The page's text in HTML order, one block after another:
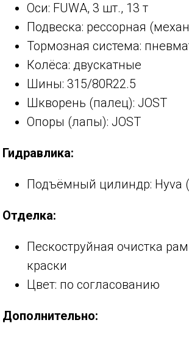
Оси: FUWA, 3 шт., 13 т
Подвеска: рессорная
Тормозная система:
Колёса: двускатные
Шины: 315/80R22.5
Шкворень (палец): JOST
Опоры (лапы): JOST
Гидравлика:
Подъёмный цилиндр: Hyva
Отделка:
Пескоструйная очистка
краски
Цвет: по согласованию
Дополнительно: